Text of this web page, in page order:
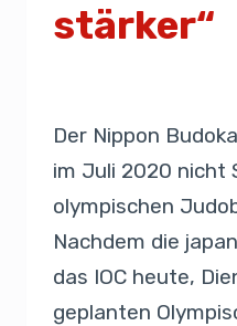
stärker“
Der Nippon
im Juli 2020 nicht
olympischen
Nachdem die
das IOC heute,
geplanten